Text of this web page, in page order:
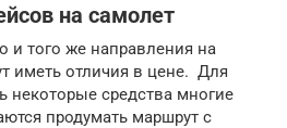
на самолет
и того же направления на
иметь отличия в цене. Для
некоторые средства многие
продумать маршрут с